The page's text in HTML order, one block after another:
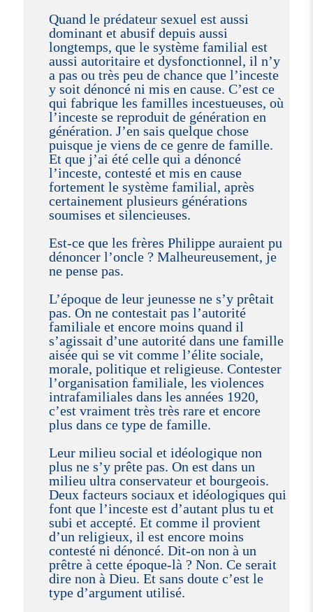
Quand le prédateur sexuel est aussi
dominant et abusif depuis aussi
longtemps, que le système familial est
aussi autoritaire et dysfonctionnel, il n’y
a pas ou très peu de chance que l’inceste
y soit dénoncé ni mis en cause. C’est ce
qui fabrique les familles incestueuses, où
l’inceste se reproduit de génération en
génération. J’en sais quelque chose
puisque je viens de ce genre de famille.
Et que j’ai été celle qui a dénoncé
l’inceste, contesté et mis en cause
fortement le système familial, après
certainement plusieurs générations
soumises et silencieuses.
Est-ce que les frères Philippe auraient pu
dénoncer l’oncle ? Malheureusement, je
ne pense pas.
L’époque de leur jeunesse ne s’y prêtait
pas. On ne contestait pas l’autorité
familiale et encore moins quand il
s’agissait d’une autorité dans une famille
aisée qui se vit comme l’élite sociale,
morale, politique et religieuse. Contester
l’organisation familiale, les violences
intrafamiliales dans les années 1920,
c’est vraiment très très rare et encore
plus dans ce type de famille.
Leur milieu social et idéologique non
plus ne s’y prête pas. On est dans un
milieu ultra conservateur et bourgeois.
Deux facteurs sociaux et idéologiques qui
font que l’inceste est d’autant plus tu et
subi et accepté. Et comme il provient
d’un religieux, il est encore moins
contesté ni dénoncé. Dit-on non à un
prêtre à cette époque-là ? Non. Ce serait
dire non à Dieu. Et sans doute c’est le
type d’argument utilisé.